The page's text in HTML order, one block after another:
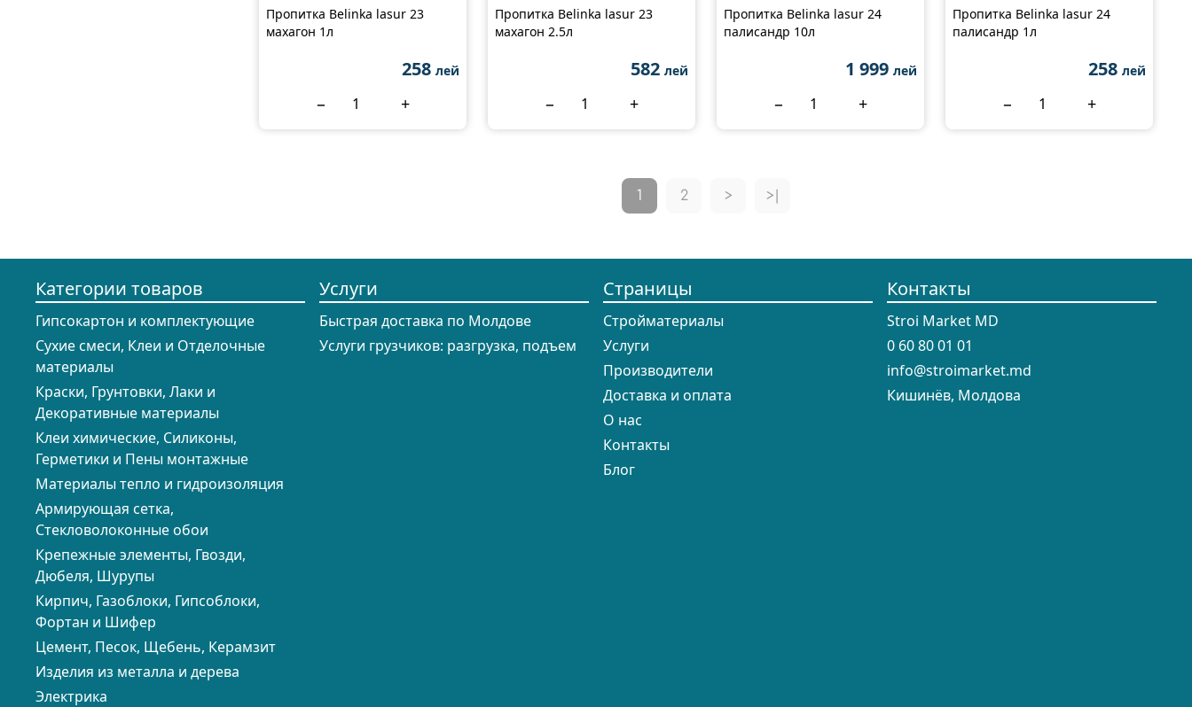
Пропитка Belinka lasur 23
махагон 1л
258 лей
− +
Пропитка Belinka lasur 23
махагон 2.5л
582 лей
− +
Пропитка Belinka lasur 24
палисандр 10л
1 999 лей
− +
Пропитка Belinka lasur 24
палисандр 1л
258 лей
− +
1 2 > >|
Категории товаров
Гипсокартон и комплектующие
Сухие смеси, Клеи и Отделочные
материалы
Краски, Грунтовки, Лаки и
Декоративные материалы
Клеи химические, Силиконы,
Герметики и Пены монтажные
Материалы тепло и гидроизоляция
Армирующая сетка,
Стекловолоконные обои
Крепежные элементы, Гвозди,
Дюбеля, Шурупы
Кирпич, Газоблоки, Гипсоблоки,
Фортан и Шифер
Цемент, Песок, Щебень, Керамзит
Изделия из металла и дерева
Электрика
Услуги
Быстрая доставка по Молдове
Услуги грузчиков: разгрузка, подъем
Страницы
Cтройматериалы
Услуги
Производители
Доставка и оплата
О нас
Контакты
Блог
Контакты
Stroi Market MD
0 60 80 01 01
info@stroimarket.md
Кишинёв, Молдова